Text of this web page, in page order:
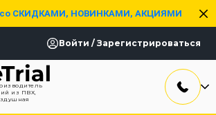
СКИДКАМИ, НОВИНКАМИ, АКЦИЯМИ
Войти / Зарегистрироваться
из ПВХ,